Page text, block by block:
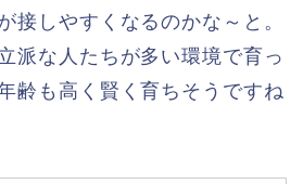
接しやすくなるのかな～と。
派な人たちが多い環境で育っ
齢も高く賢く育ちそうですね